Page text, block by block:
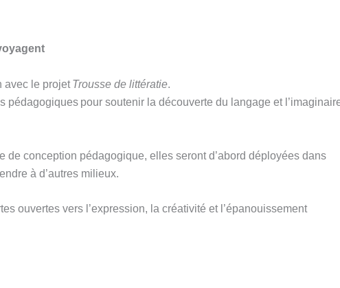
avec le projetTrousse de littératie.
pédagogiques pour soutenir la découverte du langage et
de conception pédagogique, elles seront d’abord déployées dans
à d’autres milieux.
ouvertes vers l’expression, la créativité et l’épanouissement